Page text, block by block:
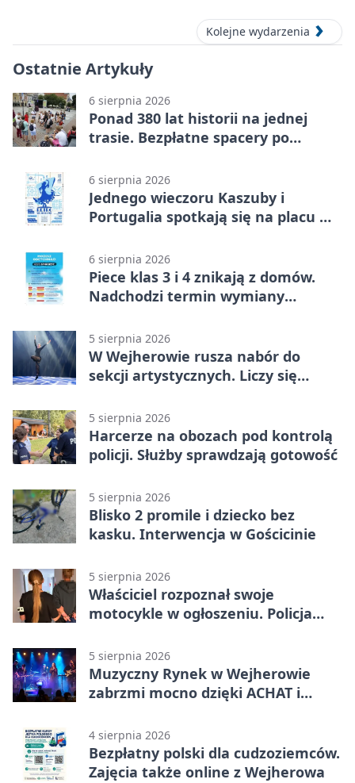
Kolejne wydarzenia
Ostatnie Artykuły
6 sierpnia 2026
Ponad 380 lat historii na jednej
trasie. Bezpłatne spacery po
6 sierpnia 2026
Jednego wieczoru Kaszuby i
Portugalia spotkają się na placu w
6 sierpnia 2026
Piece klas 3 i 4 znikają z domów.
Nadchodzi termin wymiany
5 sierpnia 2026
W Wejherowie rusza nabór do
sekcji artystycznych. Liczy się
5 sierpnia 2026
Harcerze na obozach pod kontrolą
policji. Służby sprawdzają gotowość
5 sierpnia 2026
Blisko 2 promile i dziecko bez
kasku. Interwencja w Gościcinie
5 sierpnia 2026
Właściciel rozpoznał swoje
motocykle w ogłoszeniu. Policja
5 sierpnia 2026
Muzyczny Rynek w Wejherowie
zabrzmi mocno dzięki ACHAT i
4 sierpnia 2026
Bezpłatny polski dla cudzoziemców.
Zajęcia także online z Wejherowa